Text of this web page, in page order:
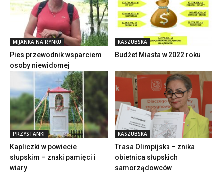
MIJANKA NA RYNKU
Pies przewodnik wsparciem
osoby niewidomej
KASZUBSKA
Budżet Miasta w 2022 roku
PRZYSTANKI
Kapliczki w powiecie
słupskim – znaki pamięci i
wiary
KASZUBSKA
Trasa Olimpijska – znika
obietnica słupskich
samorządowców